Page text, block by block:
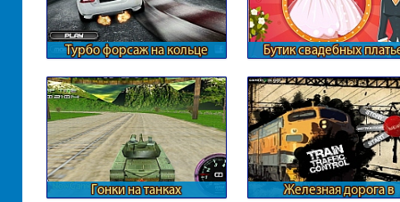
Турбо форсаж на кольце Бутик свадебных
Гонки на танках
Железная дорога в